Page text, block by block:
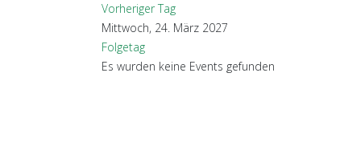
Vorheriger Tag
Mittwoch, 24. März 2027
Folgetag
Es wurden keine Events gefunden